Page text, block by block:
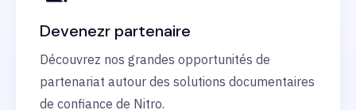
Devenezr partenaire
Découvrez nos grandes opportunités de
partenariat autour des solutions documentaires
de confiance de Nitro.